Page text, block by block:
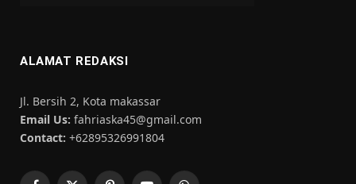
ALAMAT REDAKSI
Jl. Bersih 2, Kota makassar
Email Us: fahriaska45@gmail.com
Contact: +62895326991804